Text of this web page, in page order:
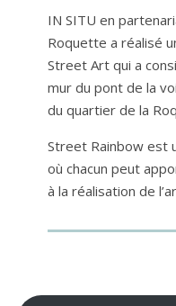
IN SITU en
Roquette a réalisé
Street Art qui a
mur du pont de la
du quartier de la
Street Rainbow est
où chacun peut
à la réalisation de